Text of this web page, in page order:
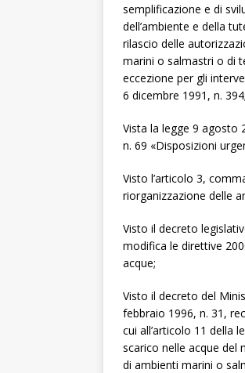
semplificazione e di
dell’ambiente e della
rilascio delle
marini o salmastri o di
eccezione per gli
6 dicembre 1991, n. 394;
Vista la legge 9 agosto
n. 69 «Disposizioni
Visto l’articolo 3,
riorganizzazione delle
Visto il decreto
modifica le direttive
acque;
Visto il decreto del
febbraio 1996, n. 31,
cui all’articolo 11 della
scarico nelle acque del
di ambienti marini o